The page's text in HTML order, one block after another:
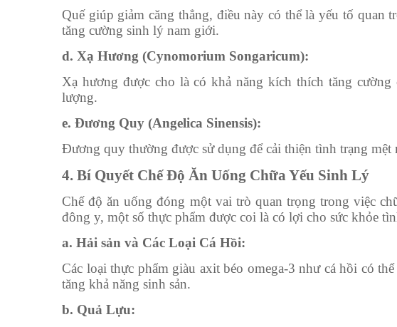
Quế giúp giảm căng thẳng, điều này có thể là yếu tố quan
tăng cường sinh lý nam giới.
d. Xạ Hương (Cynomorium Songaricum):
Xạ hương được cho là có khả năng kích thích tăng cường
lượng.
e. Đương Quy (Angelica Sinensis):
Đương quy thường được sử dụng để cải thiện tình trạng mệt
4. Bí Quyết Chế Độ Ăn Uống Chữa Yếu Sinh Lý
Chế độ ăn uống đóng một vai trò quan trọng trong việc
đông y, một số thực phẩm được coi là có lợi cho sức khỏe
a. Hải sản và Các Loại Cá Hồi:
Các loại thực phẩm giàu axit béo omega-3 như cá hồi có
tăng khả năng sinh sản.
b. Quả Lựu: